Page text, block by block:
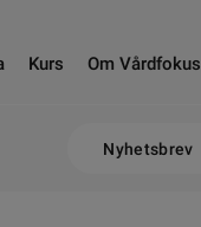
Kurs Om Vårdfokus
Nyhetsbrev